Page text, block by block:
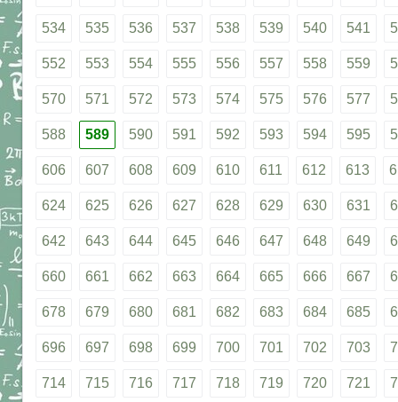
534 535 536 537 538 539 540 541
552 553 554 555 556 557 558 559
570 571 572 573 574 575 576 577
588 589 590 591 592 593 594 595
606 607 608 609 610 611 612 613
624 625 626 627 628 629 630 631
642 643 644 645 646 647 648 649
660 661 662 663 664 665 666 667
678 679 680 681 682 683 684 685
696 697 698 699 700 701 702 703
714 715 716 717 718 719 720 721